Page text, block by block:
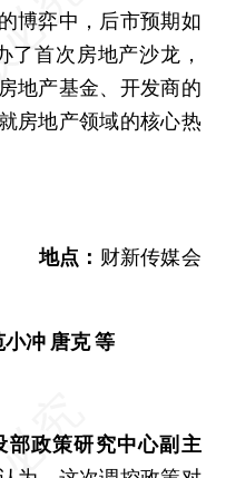
博弈中，后市预期如
了首次房地产沙龙，
地产基金、开发商的
房地产领域的核心热
地点： 财新传媒会
冲 唐克 等
部政策研究中心副主